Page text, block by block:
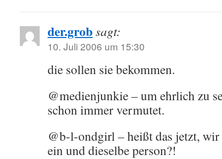
der.grobsagt:
10. Juli 2006 um 15:30
die sollen sie bekommen.
@medienjunkie – um ehrlich zu
schon immer vermutet.
@b-l-ondgirl – heißt das jetzt,
ein und dieselbe person?!